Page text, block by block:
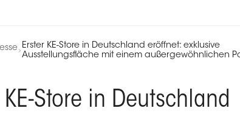
Erster KE-Store in Deutschland eröffnet: exklusive
Ausstellungsfläche mit einem außergewöhnlichen
KE-Store in Deutschland